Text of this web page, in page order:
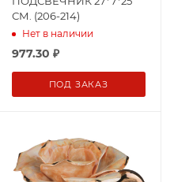
СМ. (206-214)
Нет в наличии
977.30 ₽
ПОД ЗАКАЗ